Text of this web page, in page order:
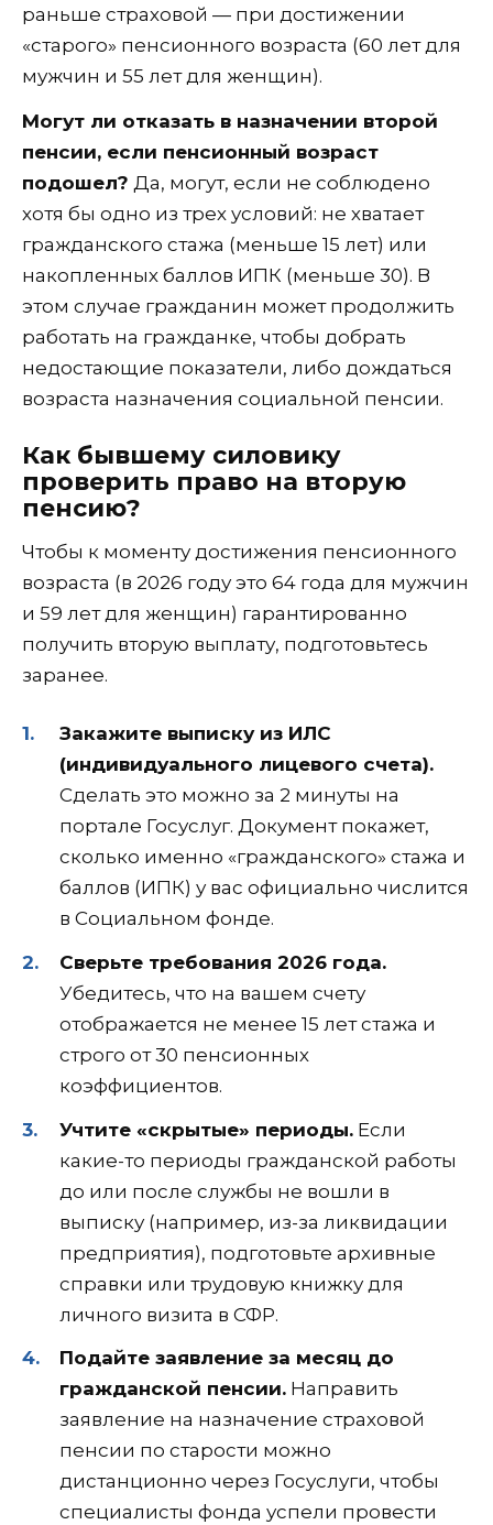
раньше страховой — при достижении
«старого» пенсионного возраста (60 лет для
мужчин и 55 лет для женщин).
Могут ли отказать в назначении второй
пенсии, если пенсионный возраст
подошел? Да, могут, если не соблюдено
хотя бы одно из трех условий: не хватает
гражданского стажа (меньше 15 лет) или
накопленных баллов ИПК (меньше 30). В
этом случае гражданин может продолжить
работать на гражданке, чтобы добрать
недостающие показатели, либо дождаться
возраста назначения социальной пенсии.
Как бывшему силовику
проверить право на вторую
пенсию?
Чтобы к моменту достижения пенсионного
возраста (в 2026 году это 64 года для мужчин
и 59 лет для женщин) гарантированно
получить вторую выплату, подготовьтесь
заранее.
Закажите выписку из ИЛС
(индивидуального лицевого счета).
Сделать это можно за 2 минуты на
портале Госуслуг. Документ покажет,
сколько именно «гражданского» стажа и
баллов (ИПК) у вас официально числится
в Социальном фонде.
Сверьте требования 2026 года.
Убедитесь, что на вашем счету
отображается не менее 15 лет стажа и
строго от 30 пенсионных
коэффициентов.
Учтите «скрытые» периоды. Если
какие-то периоды гражданской работы
до или после службы не вошли в
выписку (например, из-за ликвидации
предприятия), подготовьте архивные
справки или трудовую книжку для
личного визита в СФР.
Подайте заявление за месяц до
гражданской пенсии. Направить
заявление на назначение страховой
пенсии по старости можно
дистанционно через Госуслуги, чтобы
специалисты фонда успели провести